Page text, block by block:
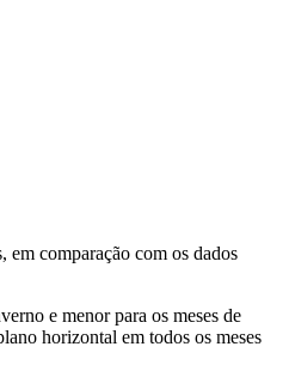
em comparação com os dados
e menor para os meses de
horizontal em todos os meses